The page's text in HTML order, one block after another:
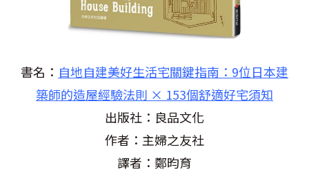
書名： 自地自建美好生活宅關鍵指南：9位日本建
築師的造屋經驗法則 × 153個舒適好宅須知
出版社：良品文化
作者：主婦之友社
譯者：鄭昀育